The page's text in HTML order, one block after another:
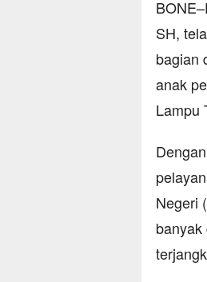
SH,
bagian
anak
Lampu
Negeri